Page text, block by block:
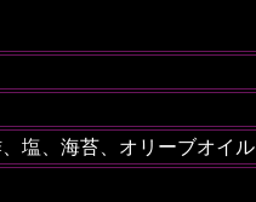
塩、海苔、オリーブオイル